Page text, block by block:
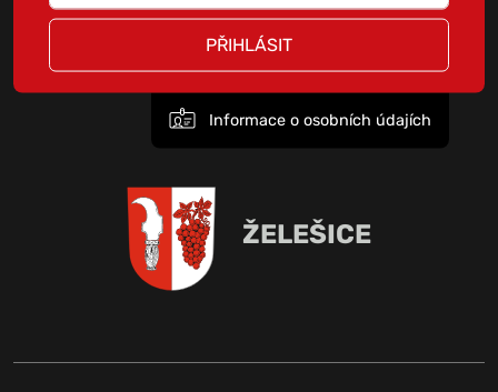
PŘIHLÁSIT
Informace o osobních údajích
ŽELEŠICE